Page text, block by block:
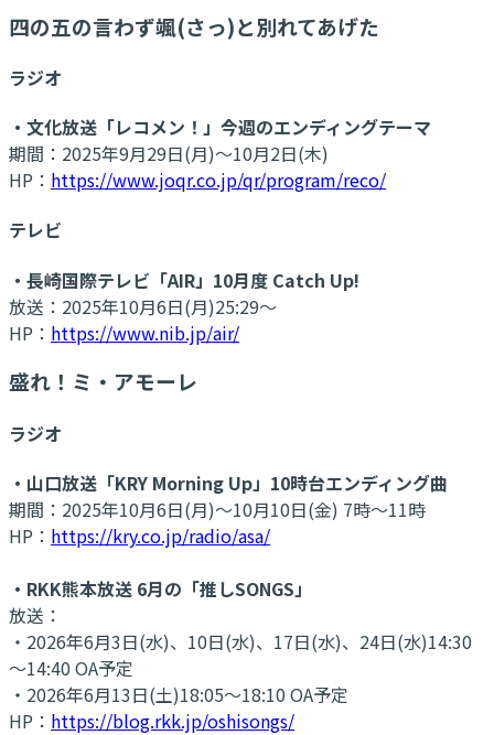
四の五の言わず颯(さっ)と別れてあげた
ラジオ
・文化放送「レコメン！」今週のエンディングテーマ
期間：2025年9月29日(月)～10月2日(木)
HP： https://www.joqr.co.jp/qr/program/reco/
テレビ
・長崎国際テレビ「AIR」10月度 Catch Up!
放送：2025年10月6日(月)25:29～
HP： https://www.nib.jp/air/
盛れ！ミ・アモーレ
ラジオ
・山口放送「KRY Morning Up」10時台エンディング曲
期間：2025年10月6日(月)～10月10日(金) 7時～11時
HP： https://kry.co.jp/radio/asa/
・RKK熊本放送 6月の「推しSONGS」
放送：
・2026年6月3日(水)、10日(水)、17日(水)、24日(水)14:30
～14:40 OA予定
・2026年6月13日(土)18:05～18:10 OA予定
HP： https://blog.rkk.jp/oshisongs/